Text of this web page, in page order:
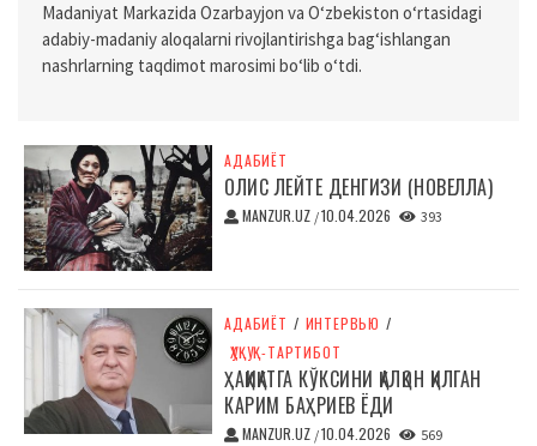
Madaniyat Markazida Ozarbayjon va O‘zbekiston o‘rtasidagi
adabiy-madaniy aloqalarni rivojlantirishga bag‘ishlangan
nashrlarning taqdimot marosimi bo‘lib o‘tdi.
АДАБИЁТ
ОЛИС ЛЕЙТЕ ДЕНГИЗИ (НОВЕЛЛА)
MANZUR.UZ /10.04.2026 393
АДАБИЁТ / ИНТЕРВЬЮ /
ҲУҚУҚ-ТАРТИБОТ
ҲАҚИҚАТГА КЎКСИНИ ҚАЛҚОН ҚИЛГАН
КАРИМ БАҲРИЕВ ЁДИ
MANZUR.UZ /10.04.2026 569